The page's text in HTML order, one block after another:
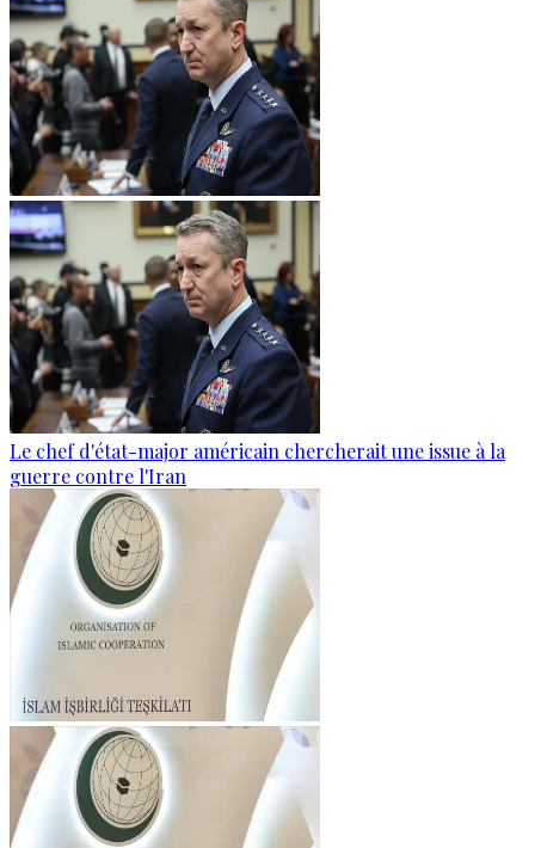
Le chef d'état-major américain chercherait une issue à la
guerre contre l'Iran